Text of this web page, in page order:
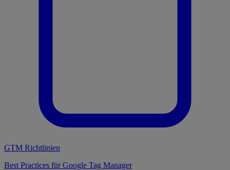
GTM Richtlinien
Best Practices für Google Tag Manager